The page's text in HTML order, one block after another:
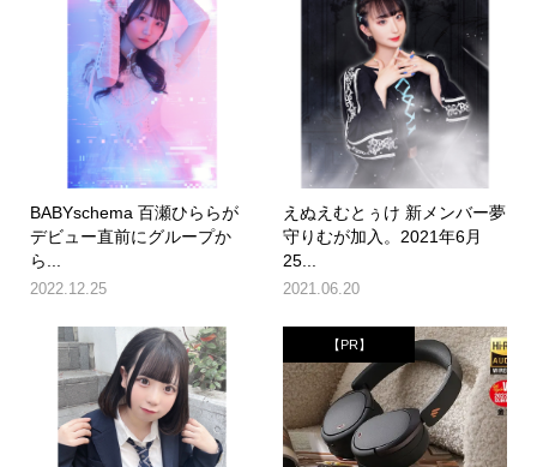
BABYschema 百瀬ひららが
デビュー直前にグループか
ら...
2022.12.25
えぬえむとぅけ 新メンバー夢
守りむが加入。2021年6月
25...
2021.06.20
【PR】